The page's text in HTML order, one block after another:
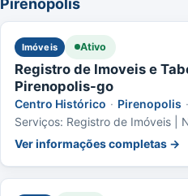
Pirenopolis
Imóveis Ativo
Registro de Imoveis e
Pirenopolis-go
Centro Histórico · Pirenopolis ·
Serviços: Registro de Imóveis |
Ver informações completas →